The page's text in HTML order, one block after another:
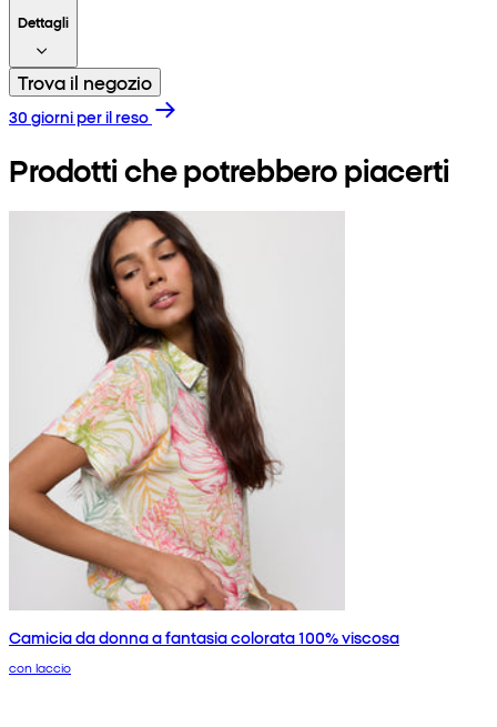
Dettagli
Trova il negozio
30 giorni per il reso
Prodotti che potrebbero piacerti
Camicia da donna a fantasia colorata 100% viscosa
con laccio